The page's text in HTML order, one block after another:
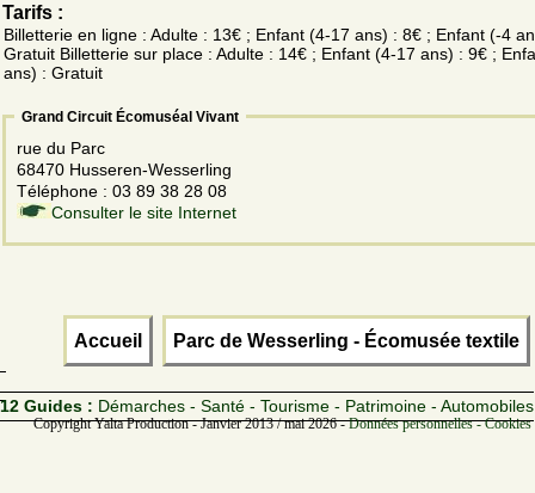
Tarifs :
Billetterie en ligne : Adulte : 13€ ; Enfant (4-17 ans) : 8€ ; Enfant (-4
Gratuit Billetterie sur place : Adulte : 14€ ; Enfant (4-17 ans) : 9€ ;
ans) : Gratuit
Grand Circuit Écomuséal Vivant
rue du Parc
68470 Husseren-Wesserling
Téléphone : 03 89 38 28 08
Consulter le site Internet
Accueil Parc de Wesserling - Écomusée textile
12 Guides : Démarches - Santé - Tourisme - Patrimoine - Automobiles
Copyright Yalta Production - Janvier 2013 / mai 2026 -Données personnelles -